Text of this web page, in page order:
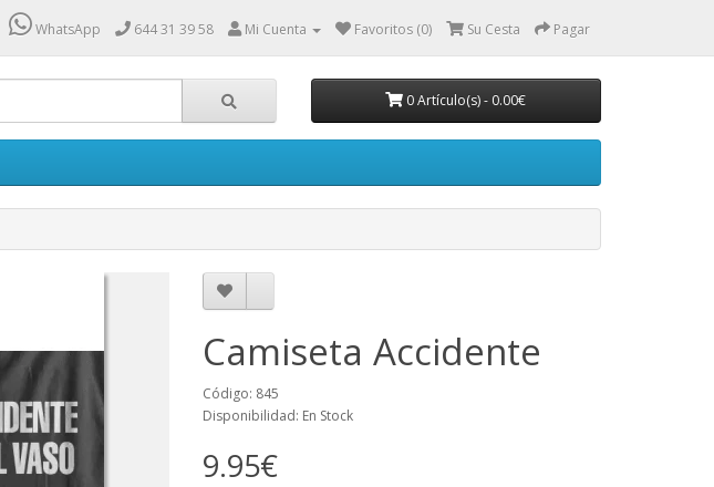
WhatsApp 644 31 39 58 Mi Cuenta Favoritos (0) Su Cesta Pagar
0 Artículo(s) - 0.00€
Camiseta Accidente
Código: 845
Disponibilidad: En Stock
9.95€